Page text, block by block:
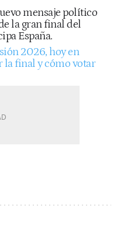
mensaje político
la gran final del
España.
2026, hoy en
la final y cómo votar